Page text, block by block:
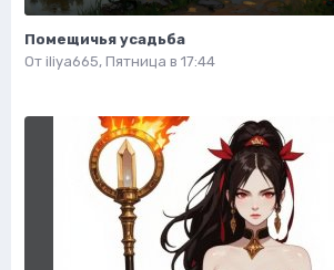
Помещичья усадьба
От iliya665, Пятница в 17:44